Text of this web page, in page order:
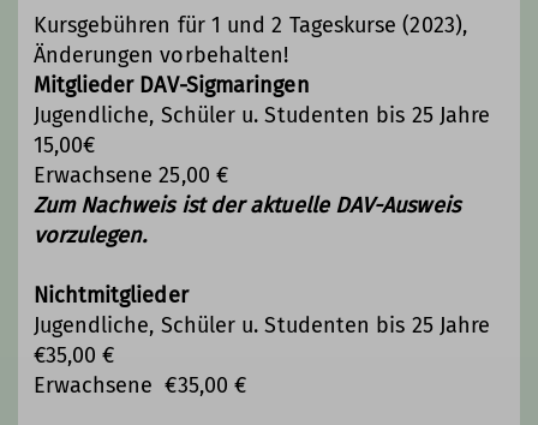
Gleichgesinnten klettern, euch
austauschen, lachen und neue
Freundschaften knüpfen.
Für die Teilnahme am offenen
Klettertraining ist eine Mitgliedschaft
im DAV Voraussetzung. Außerdem
solltet ihr die gängigen
Sicherungsmethoden und Knoten
Nachweis eures Könnens in Form
eines Kletterscheins mit. Die
Teilnahme kostet 20 Euro/ Jahr.
Wir möchten betonen, dass das
Kursgebühren für 1 und 2 Tageskurse (2023),
Änderungen vorbehalten!
Mitglieder DAV-Sigmaringen
Jugendliche, Schüler u. Studenten bis 25 Jahre
15,00€
Erwachsene 25,00 €
Zum Nachweis ist der aktuelle DAV-Ausweis
vorzulegen.
Nichtmitglieder
Jugendliche, Schüler u. Studenten bis 25 Jahre
€35,00 €
Erwachsene €35,00 €